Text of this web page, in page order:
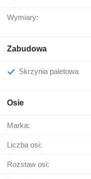
Wymiary:
Zabudowa
Skrzynia paletowa
Osie
Marka:
Liczba osi:
Rozstaw osi: